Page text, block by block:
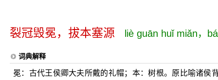
裂冠毁冕，拔本塞源 liè guān huǐ miǎn，
词典解释
冕：古代王侯卿大夫所戴的礼帽；本：树根。原比喻诸侯